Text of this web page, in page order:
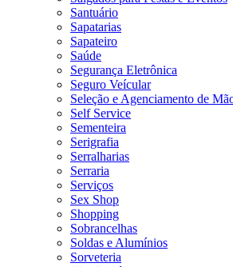
Santuário
Sapatarias
Sapateiro
Saúde
Segurança Eletrônica
Seguro Veícular
Seleção e Agenciamento de
Self Service
Sementeira
Serigrafia
Serralharias
Serraria
Serviços
Sex Shop
Shopping
Sobrancelhas
Soldas e Alumínios
Sorveteria